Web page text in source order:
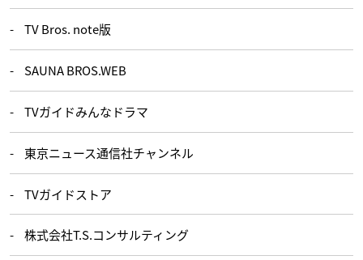
TV Bros. note版
SAUNA BROS.WEB
TVガイドみんなドラマ
東京ニュース通信社チャンネル
TVガイドストア
株式会社T.S.コンサルティング